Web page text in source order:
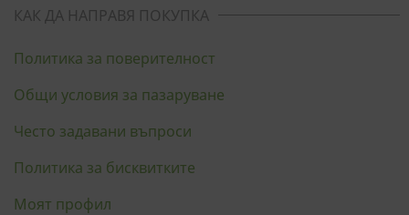
КАК ДА НАПРАВЯ ПОКУПКА
Политика за поверителност
Общи условия за пазаруване
Често задавани въпроси
Политика за бисквитките
Моят профил